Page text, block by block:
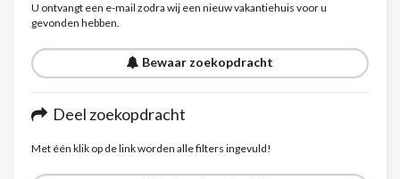
U ontvangt een e-mail zodra wij een nieuw vakantiehuis voor u
gevonden hebben.
Bewaar zoekopdracht
Deel zoekopdracht
Met één klik op de link worden alle filters ingevuld!